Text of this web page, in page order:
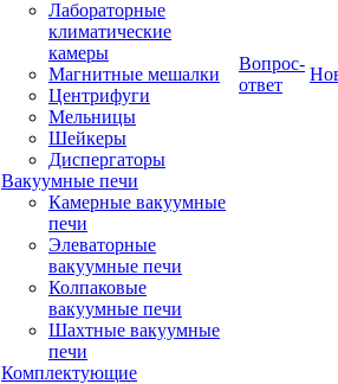
Лабораторные
климатические
камеры
Магнитные мешалки
Центрифуги
Мельницы
Шейкеры
Диспергаторы
Вакуумные печи
Камерные вакуумные
печи
Элеваторные
вакуумные печи
Колпаковые
вакуумные печи
Шахтные вакуумные
печи
Комплектующие
Вопрос-
ответ